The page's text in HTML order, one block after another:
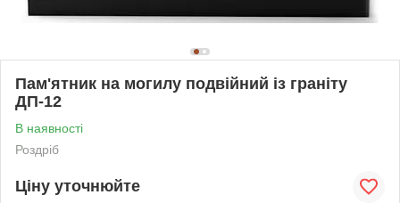
Пам'ятник на могилу подвійний із граніту
ДП-12
В наявності
Роздріб
Ціну уточнюйте